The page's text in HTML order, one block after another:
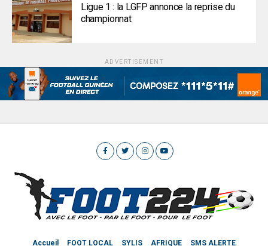
Ligue 1 : la LGFP annonce la reprise du
championnat
ADVERTISEMENT
Accueil FOOT LOCAL SYLIS AFRIQUE SMS ALERTE